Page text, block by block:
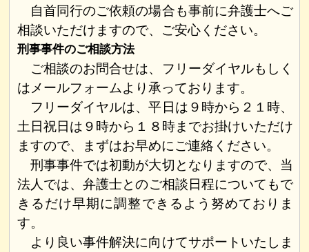
自首同行のご依頼の場合も事前に弁護士へご
相談いただけますので、ご安心ください。
刑事事件のご相談方法
ご相談のお問合せは、フリーダイヤルもしく
はメールフォームより承っております。
フリーダイヤルは、平日は９時から２１時、
土日祝日は９時から１８時までお掛けいただけ
ますので、まずはお早めにご連絡ください。
刑事事件では初動が大切となりますので、当
法人では、弁護士とのご相談日程についてもで
きるだけ早期に調整できるよう努めておりま
す。
より良い事件解決に向けてサポートいたしま